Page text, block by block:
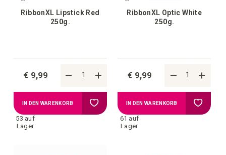
RibbonXL Lipstick Red
250g.
€ 9,99
53 auf
Lager
IN DEN WARENKORB Zur
Wunschliste
RibbonXL Optic White
250g.
€ 9,99
61 auf
Lager
IN DEN WARENKORB Zur